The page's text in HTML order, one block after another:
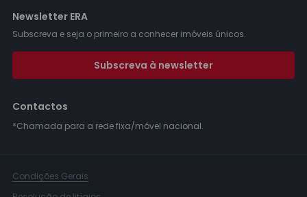
Newsletter ERA
Subscreva e seja o primeiro a conhecer imóveis únicos.
Subscreva à newsletter
Contactos
*Chamada para a rede fixa/móvel nacional.
Condições Gerais